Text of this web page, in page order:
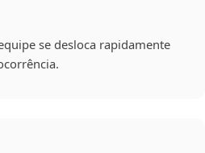
se desloca rapidamente